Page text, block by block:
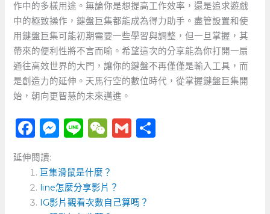
作中的多樣用途。無論你是想提高工作效率，還是追求遊戲
中的極致操作，鍵盤巨集都能成為得力助手。盡管設置和使
用鍵盤巨集可能初期需要一些學習與調整，但一旦掌握，其
帶來的便利性將不言而喻。希望這次的分享能為你打開一扇
通往高效世界的大門，讓你的鍵盤不再僅僅是輸入工具，而
是創造力的延伸。天馬行空的數位時代，從掌握鍵盤巨集開
始，朝向更智慧的未來邁進。
F
a
c
e
b
M
ss
e
n
Li
e
W
C
h
a
G
延伸閱讀:
巨集滑鼠是什麼？
line怎麼分享影片？
IG影片觀看次數自己算嗎？